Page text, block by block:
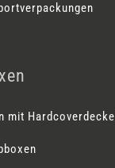
mit Hardcoverdeckel